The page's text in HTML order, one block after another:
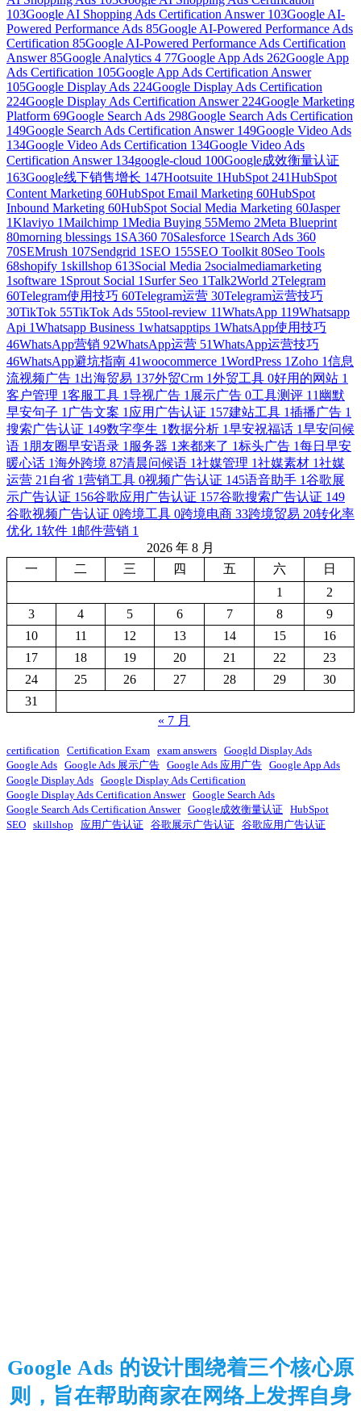
103Google AI Shopping Ads Certification Answer 103Google AI-
Powered Performance Ads 85Google AI-Powered Performance Ads
Certification 85Google AI-Powered Performance Ads Certification
Answer85Google Analytics 4 77Google App Ads 262Google App
Ads Certification 105Google App Ads Certification Answer
105Google Display Ads 224Google Display Ads Certification
224Google Display Ads Certification Answer 224Google Marketing
Platform 69Google Search Ads 298Google Search Ads Certification
149Google Search Ads Certification Answer 149Google Video Ads
134Google Video Ads Certification 134Google Video Ads
Certification Answer 134google-cloud 100Google成效衡量认证
163Google线下销售增长 147Hootsuite 1HubSpot 241HubSpot
Content Marketing 60HubSpot Email Marketing 60HubSpot
Inbound Marketing 60HubSpot Social Media Marketing 60Jasper
1Klaviyo 1Mailchimp 1Media Buying 55Memo 2Meta Blueprint
80morning blessings 1 SA360 70Salesforce 1 Search Ads 360
70SEMrush 107Sendgrid 1 SEO 155SEO Toolkit 80Seo Tools
68shopify 1skillshop 613Social Media 2socialmediamarketing
1software 1 Sprout Social 1 Surfer Seo 1Talk2World 2Telegram
60Telegram使用技巧 60Telegram运营 30Telegram运营技巧
30TikTok 55TikTok Ads 55tool-review 11WhatsApp 119Whatsapp
Api 1Whatsapp Business 1whatsapptips 1WhatsApp使用技巧
46WhatsApp营销 92WhatsApp运营 51WhatsApp运营技巧
46WhatsApp避坑指南 41woocommerce 1WordPress 1 Zoho 1信息
流视频广告 1 出海贸易 137外贸Crm 1外贸工具 0好用的网站 1
客户管理 1客服工具 1导视广告 1 展示广告 0工具测评 11 幽默
早安句子 1 广告文案 1 应用广告认证 157建站工具 1插播广告 1
搜索广告认证 149数字孪生 1数据分析 1早安祝福话 1早安问候
语 1 朋友圈早安语录 1 服务器 1来都来了 1标头广告 1每日早安
暖心话 1海外跨境 87清晨问候语 1社媒管理 1社媒素材 1社媒
运营 21 自省 1营销工具 0视频广告认证 145语音助手 1谷歌展
示广告认证 156谷歌应用广告认证 157谷歌搜索广告认证 149
谷歌视频广告认证 0跨境工具 0跨境电商 33跨境贸易 20转化率
优化 1软件 1 邮件营销 1
2026 年 8 月
一
二 三 四 五 六
日
1
2
3
4 5 6 7 8
9
10
11 12 13 14 15
16
17
18 19 20 21 22
23
24
25 26 27 28 29
30
31
« 7 月
certification Certification Exam exam answers Googld Display Ads
Google Ads Google Ads 展示广告 Google Ads 应用广告 Google App Ads
Google Display Ads Google Display Ads Certification
Google Display Ads Certification Answer Google Search Ads
Google Search Ads Certification Answer Google成效衡量认证 HubSpot
SEO skillshop 应用广告认证 谷歌展示广告认证 谷歌应用广告认证
Google Ads 的设计围绕着三个核心原
则，旨在帮助商家在网络上发挥自身